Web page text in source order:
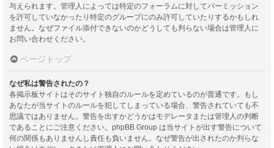
与えられます。管理人によっては特定のフォーラムに対してパーミッション
を許可していなかったり特定のグループにのみ許可していたりするかもしれ
ません。なぜファイル添付できないのかどうしても判らない場合は管理人に
お問い合わせください。
ページトップ
なぜ私は警告されたの？
各掲示板サイトはそのサイト独自のルールを定めているのが普通です。もし
あなたが当サイトのルールを犯してしまっている場合、警告されていても不
思議ではありません。警告を出すかどうかはモデレータまたは管理人の判断
であることにご注意ください。phpBB Group は当サイトが出す警告について
何の関係もありませんし責任も負いません。なぜ警告が出されたのか判らな